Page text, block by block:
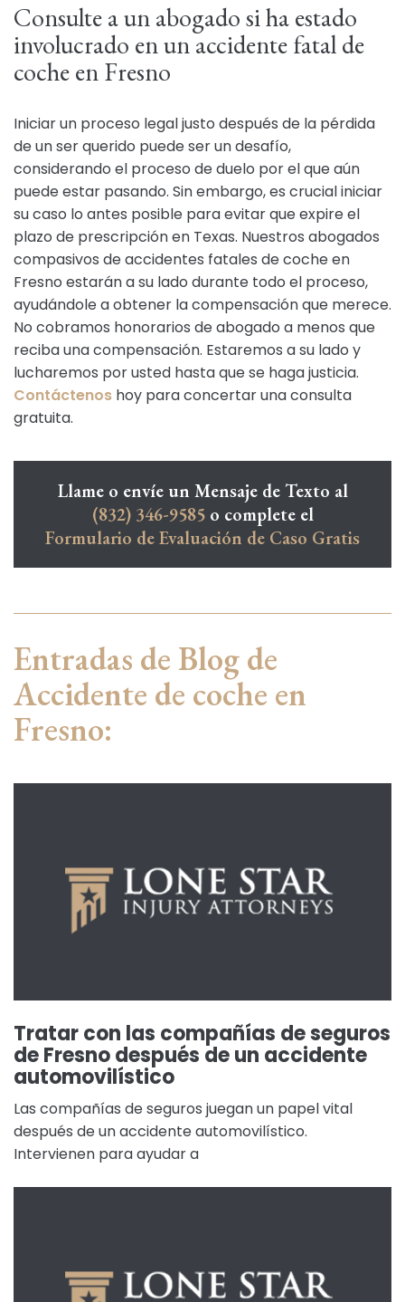
Consulte a un abogado si ha estado
involucrado en un accidente fatal de
coche en Fresno
Iniciar un proceso legal justo después de la pérdida
de un ser querido puede ser un desafío,
considerando el proceso de duelo por el que aún
puede estar pasando. Sin embargo, es crucial iniciar
su caso lo antes posible para evitar que expire el
plazo de prescripción en Texas. Nuestros abogados
compasivos de accidentes fatales de coche en
Fresno estarán a su lado durante todo el proceso,
ayudándole a obtener la compensación que merece.
No cobramos honorarios de abogado a menos que
reciba una compensación. Estaremos a su lado y
lucharemos por usted hasta que se haga justicia.
Contáctenos hoy para concertar una consulta
gratuita.
Llame o envíe un Mensaje de Texto al
(832) 346-9585o complete el
Formulario de Evaluación de Caso Gratis
Entradas de Blog de
Accidente de coche en
Fresno:
Tratar con las compañías de seguros
de Fresno después de un accidente
automovilístico
Las compañías de seguros juegan un papel vital
después de un accidente automovilístico.
Intervienen para ayudar a